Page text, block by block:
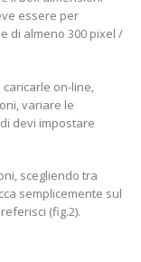
essere per
di almeno 300 pixel /
caricarle on-line,
variare le
devi impostare
scegliendo tra
semplicemente sul
(fig.2).